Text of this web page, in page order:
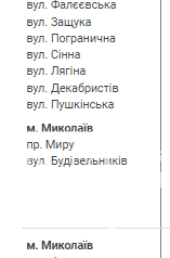
Николаеву на 20
АДРЕСА
Предыдущая
Ваш адрес email не